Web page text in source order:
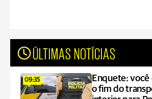
ÚLTIMAS NOTÍCIAS
09:35
Enquete:
o fim do